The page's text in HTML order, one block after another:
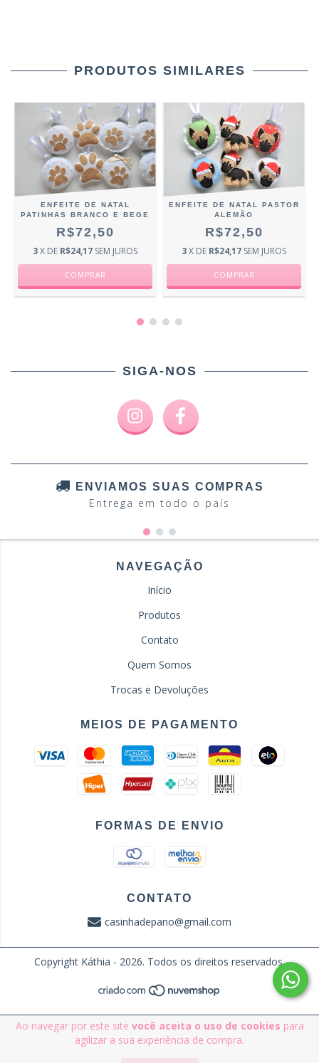
Ao navegar por este site você aceita o uso de cookies para
agilizar a sua experiência de compra.
PRODUTOS SIMILARES
ENFEITE DE NATAL
PATINHAS BRANCO E BEGE
R$72,50
3X DE R$24,17 SEM JUROS
ENFEITE DE NATAL PASTOR
ALEMÃO
R$72,50
3X DE R$24,17 SEM JUROS
SIGA-NOS
ENVIAMOS SUAS COMPRAS
Entrega em todo o país
NAVEGAÇÃO
Início
Produtos
Contato
Quem Somos
Trocas e Devoluções
MEIOS DE PAGAMENTO
FORMAS DE ENVIO
CONTATO
casinhadepano@gmail.com
Copyright Káthia - 2026. Todos os direitos reservados.